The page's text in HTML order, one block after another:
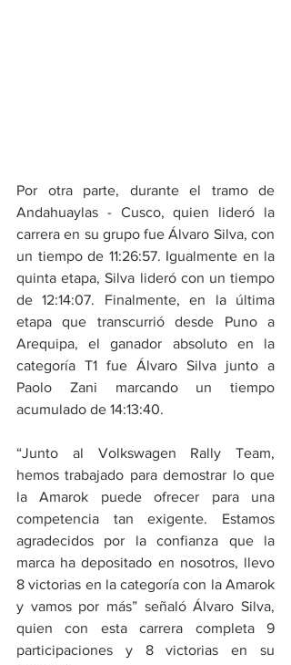
Por otra parte, durante el tramo de
Andahuaylas - Cusco, quien lideró la
carrera en su grupo fue Álvaro Silva, con
un tiempo de 11:26:57. Igualmente en la
quinta etapa, Silva lideró con un tiempo
de 12:14:07. Finalmente, en la última
etapa que transcurrió desde Puno a
Arequipa, el ganador absoluto en la
categoría T1 fue Álvaro Silva junto a
Paolo Zani marcando un tiempo
acumulado de 14:13:40.
“Junto al Volkswagen Rally Team,
hemos trabajado para demostrar lo que
la Amarok puede ofrecer para una
competencia tan exigente. Estamos
agradecidos por la confianza que la
marca ha depositado en nosotros, llevo
8 victorias en la categoría con la Amarok
y vamos por más” señaló Álvaro Silva,
quien con esta carrera completa 9
participaciones y 8 victorias en su